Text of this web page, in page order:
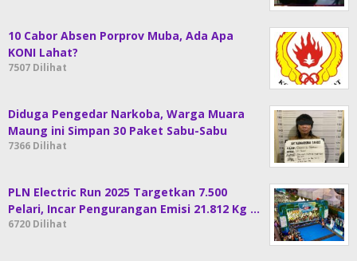
10 Cabor Absen Porprov Muba, Ada Apa
KONI Lahat?
7507 Dilihat
Diduga Pengedar Narkoba, Warga Muara
Maung ini Simpan 30 Paket Sabu-Sabu
7366 Dilihat
PLN Electric Run 2025 Targetkan 7.500
Pelari, Incar Pengurangan Emisi 21.812 Kg …
6720 Dilihat